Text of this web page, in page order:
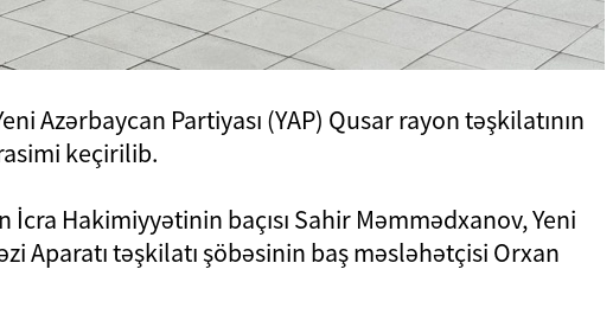
Azərbaycan Partiyası (YAP) Qusar rayon təşkilatının
keçirilib.
Hakimiyyətinin baçısı Sahir Məmmədxanov, Yeni
Aparatı təşkilatı şöbəsinin baş məsləhətçisi Orxan